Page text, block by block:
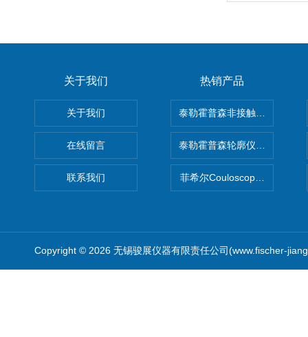
关于我们
关于我们
在线留言
联系我们
热销产品
泰勒霍普森非接触式轮廓仪
泰勒霍普森轮廓仪|TAYLOR
菲希尔Couloscope CMS2电
Copyright © 2026 无锡骏展仪器有限责任公司(www.fischer-